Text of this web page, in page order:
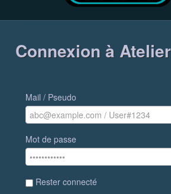
Connexion à
Mail / Pseudo
Mot de passe
Rester connecté